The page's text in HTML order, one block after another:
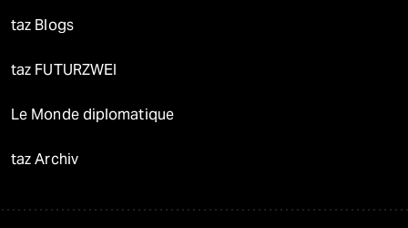
taz Blogs
taz FUTURZWEI
Le Monde diplomatique
taz Archiv